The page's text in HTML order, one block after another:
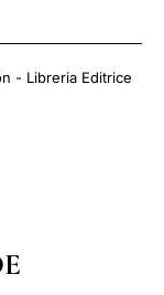
- Libreria Editrice